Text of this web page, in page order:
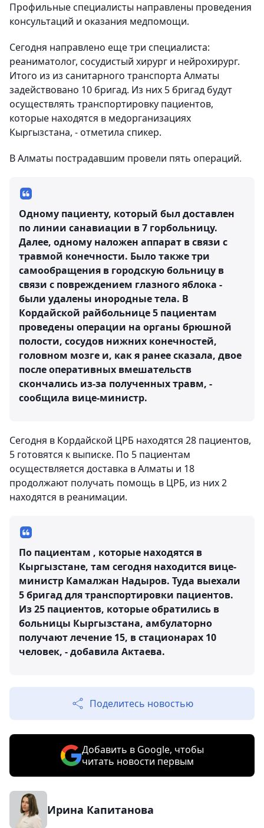
Профильные специалисты направлены проведения
консультаций и оказания медпомощи.
Сегодня направлено еще три специалиста:
реаниматолог, сосудистый хирург и нейрохирург.
Итого из из санитарного транспорта Алматы
задействовано 10 бригад. Из них 5 бригад будут
осуществлять транспортировку пациентов,
которые находятся в медорганизациях
Кыргызстана, - отметила спикер.
В Алматы пострадавшим провели пять операций.
Одному пациенту, который был доставлен
по линии санавиации в 7 горбольницу.
Далее, одному наложен аппарат в связи с
травмой конечности. Было также три
самообращения в городскую больницу в
связи с повреждением глазного яблока -
были удалены инородные тела. В
Кордайской райбольнице 5 пациентам
проведены операции на органы брюшной
полости, сосудов нижних конечностей,
головном мозге и, как я ранее сказала, двое
после оперативных вмешательств
скончались из-за полученных травм, -
сообщила вице-министр.
Сегодня в Кордайской ЦРБ находятся 28 пациентов,
5 готовятся к выписке. По 5 пациентам
осуществляется доставка в Алматы и 18
продолжают получать помощь в ЦРБ, из них 2
находятся в реанимации.
По пациентам , которые находятся в
Кыргызстане, там сегодня находится вице-
министр Камалжан Надыров. Туда выехали
5 бригад для транспортировки пациентов.
Из 25 пациентов, которые обратились в
больницы Кыргызстана, амбулаторно
получают лечение 15, в стационарах 10
человек, - добавила Актаева.
Поделитесь новостью
Добавить в Google, чтобы
читать новости первым
Ирина Капитанова